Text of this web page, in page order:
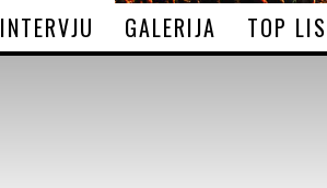
INTERVJU GALERIJA TOP